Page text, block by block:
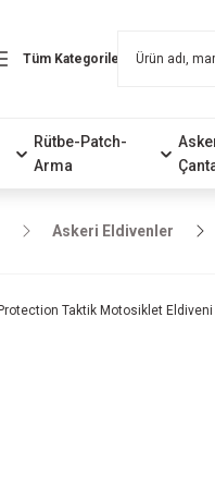
Rütbe-Patch-
Arma
Askeri Eldivenler